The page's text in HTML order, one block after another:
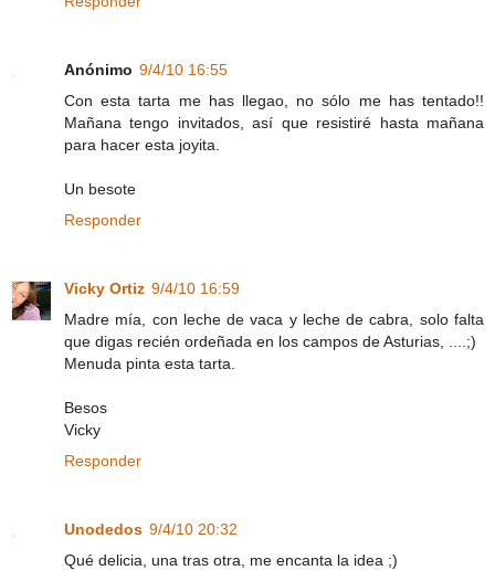
Anónimo 9/4/10 16:55
Con esta tarta me has llegao, no sólo me has tentado!!
Mañana tengo invitados, así que resistiré hasta mañana
para hacer esta joyita.
Un besote
Responder
Vicky Ortiz 9/4/10 16:59
Madre mía, con leche de vaca y leche de cabra, solo falta
que digas recién ordeñada en los campos de Asturias, ....;)
Menuda pinta esta tarta.
Besos
Vicky
Responder
Unodedos 9/4/10 20:32
Qué delicia, una tras otra, me encanta la idea ;)